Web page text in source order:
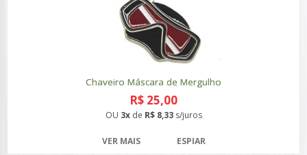
Chaveiro Máscara de Mergulho
R$ 25,00
OU 3xde R$ 8,33s/juros
VER MAIS ESPIAR